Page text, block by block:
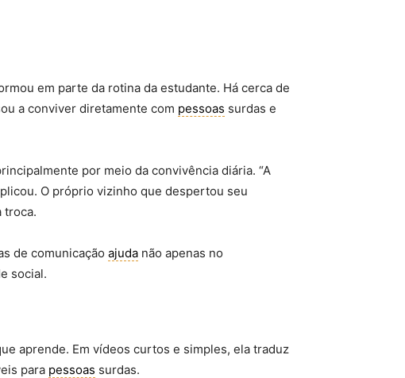
em parte da rotina da estudante. Há cerca de
a conviver diretamente com pessoas surdas e
por meio da convivência diária. “A
O próprio vizinho que despertou seu
troca.
de comunicação ajuda não apenas no
social.
aprende. Em vídeos curtos e simples, ela traduz
para pessoas surdas.